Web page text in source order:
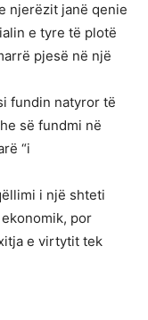
njerëzit janë qenie
e tyre të plotë
pjesë në një
fundin natyror të
së fundmi në
“i
i një shteti
por
e virtytit tek